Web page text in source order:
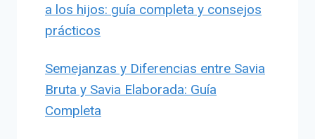
a los hijos: guía completa y consejos
prácticos
Semejanzas y Diferencias entre Savia
Bruta y Savia Elaborada: Guía
Completa